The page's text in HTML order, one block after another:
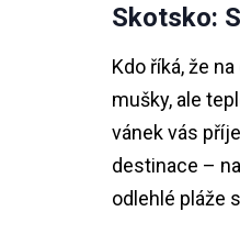
Skotsko:
Kdo říká, že
mušky, ale
vánek vás
destinace –
odlehlé pláže